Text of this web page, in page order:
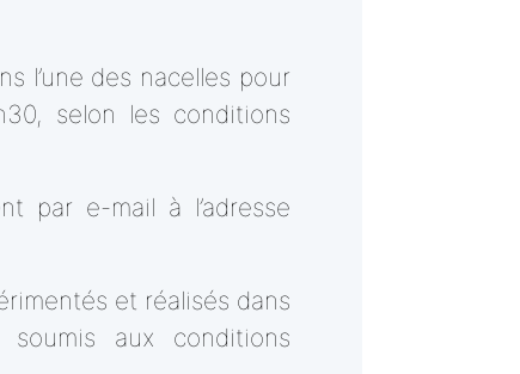
l’une des nacelles pour
selon les conditions
par e-mail à l’adresse
et réalisés dans
aux conditions